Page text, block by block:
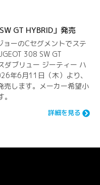
GT HYBRID」発売
ーのCセグメントでステ
308 SW GT
ダブリュー ジーティー ハ
年6月11日（木）より、
売します。メーカー希望小
詳細を見る